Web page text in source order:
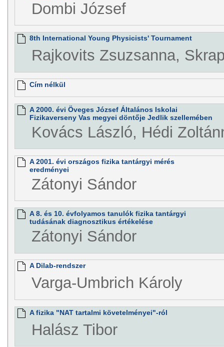
Dombi József
8th International Young Physicists' Tournament
Rajkovits Zsuzsanna,
Cím nélkül
A 2000. évi Öveges József Általános Iskolai
Fizikaverseny Vas megyei döntője Jedlik szellemében
Kovács László, Hédi
A 2001. évi országos fizika tantárgyi mérés
eredményei
Zátonyi Sándor
A 8. és 10. évfolyamos tanulók fizika tantárgyi
tudásának diagnosztikus értékelése
Zátonyi Sándor
A Dilab-rendszer
Varga-Umbrich Károly
A fizika "NAT tartalmi követelményei"-ról
Halász Tibor